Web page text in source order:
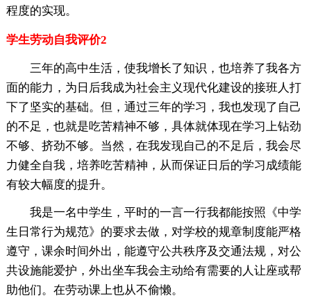
程度的实现。
学生劳动自我评价2
三年的高中生活，使我增长了知识，也培养了我各方
面的能力，为日后我成为社会主义现代化建设的接班人打
下了坚实的基础。但，通过三年的学习，我也发现了自己
的不足，也就是吃苦精神不够，具体就体现在学习上钻劲
不够、挤劲不够。当然，在我发现自己的不足后，我会尽
力健全自我，培养吃苦精神，从而保证日后的学习成绩能
有较大幅度的提升。
我是一名中学生，平时的一言一行我都能按照《中学
生日常行为规范》的要求去做，对学校的规章制度能严格
遵守，课余时间外出，能遵守公共秩序及交通法规，对公
共设施能爱护，外出坐车我会主动给有需要的人让座或帮
助他们。在劳动课上也从不偷懒。